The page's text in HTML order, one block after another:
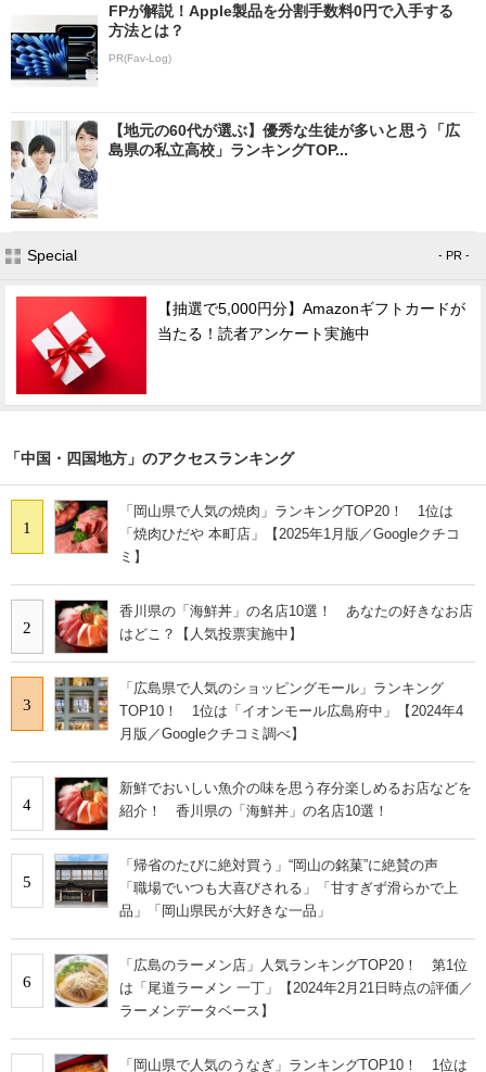
FPが解説！Apple製品を分割手数料0円で入手する
方法とは？
PR(Fav-Log)
【地元の60代が選ぶ】優秀な生徒が多いと思う「広
島県の私立高校」ランキングTOP...
Special - PR -
【抽選で5,000円分】Amazonギフトカードが
当たる！読者アンケート実施中
「中国・四国地方」のアクセスランキング
1
「岡山県で人気の焼肉」ランキングTOP20！ 1位は
「焼肉ひだや 本町店」【2025年1月版／Googleクチコ
ミ】
2
香川県の「海鮮丼」の名店10選！ あなたの好きなお店
はどこ？【人気投票実施中】
3
「広島県で人気のショッピングモール」ランキング
TOP10！ 1位は「イオンモール広島府中」【2024年4
月版／Googleクチコミ調べ】
4
新鮮でおいしい魚介の味を思う存分楽しめるお店などを
紹介！ 香川県の「海鮮丼」の名店10選！
5
「帰省のたびに絶対買う」“岡山の銘菓”に絶賛の声
「職場でいつも大喜びされる」「甘すぎず滑らかで上
品」「岡山県民が大好きな一品」
6
「広島のラーメン店」人気ランキングTOP20！ 第1位
は「尾道ラーメン 一丁」【2024年2月21日時点の評価／
ラーメンデータベース】
「岡山県で人気のうなぎ」ランキングTOP10！ 1位は